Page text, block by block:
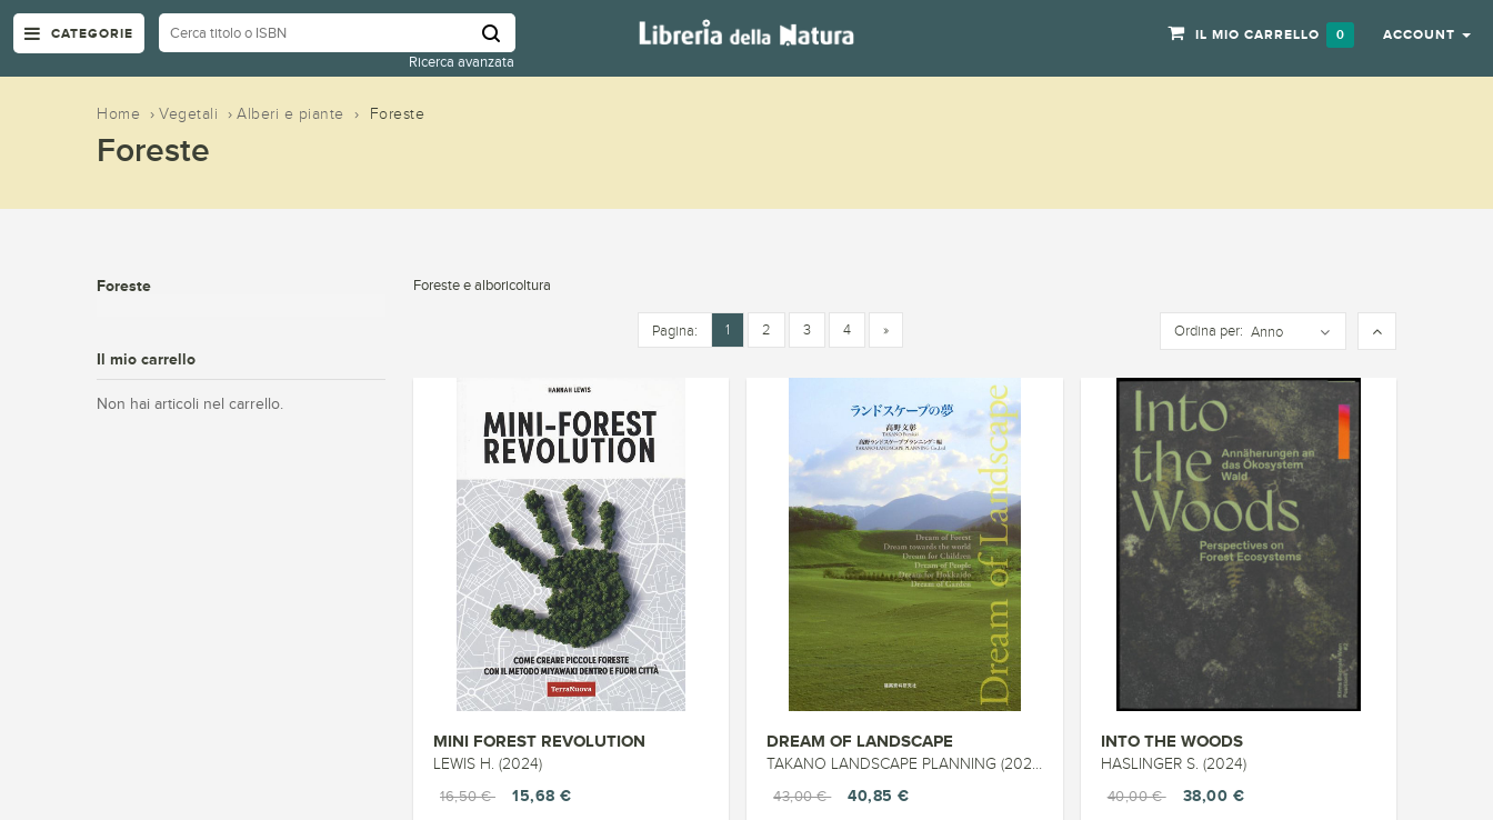
CATEGORIE
Ricerca avanzata
IL MIO CARRELLO 0 ACCOUNT
Home › Vegetali › Alberi e piante › Foreste
Foreste
Foreste e alboricoltura
Ordina per: Anno
Pagina: 1 2 3 4 »
MINI FOREST REVOLUTION
LEWIS H. (2024)
16,50 €
15,68 €
DREAM OF LANDSCAPE
TAKANO LANDSCAPE PLANNING (2024)
43,00 €
40,85 €
INTO THE WOODS
HASLINGER S. (2024)
40,00 €
38,00 €
Foreste
Il mio carrello
Non hai articoli nel carrello.